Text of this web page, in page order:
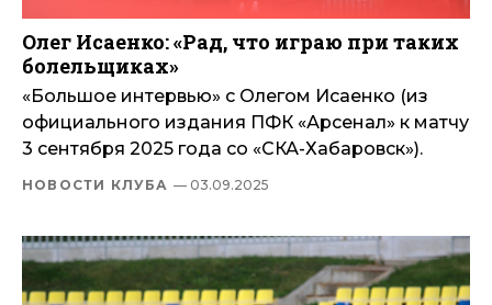
Олег Исаенко: «Рад, что играю при таких
болельщиках»
«Большое интервью» с Олегом Исаенко (из
официального издания ПФК «Арсенал» к матчу
3 сентября 2025 года со «СКА-Хабаровск»).
НОВОСТИ КЛУБА — 03.09.2025